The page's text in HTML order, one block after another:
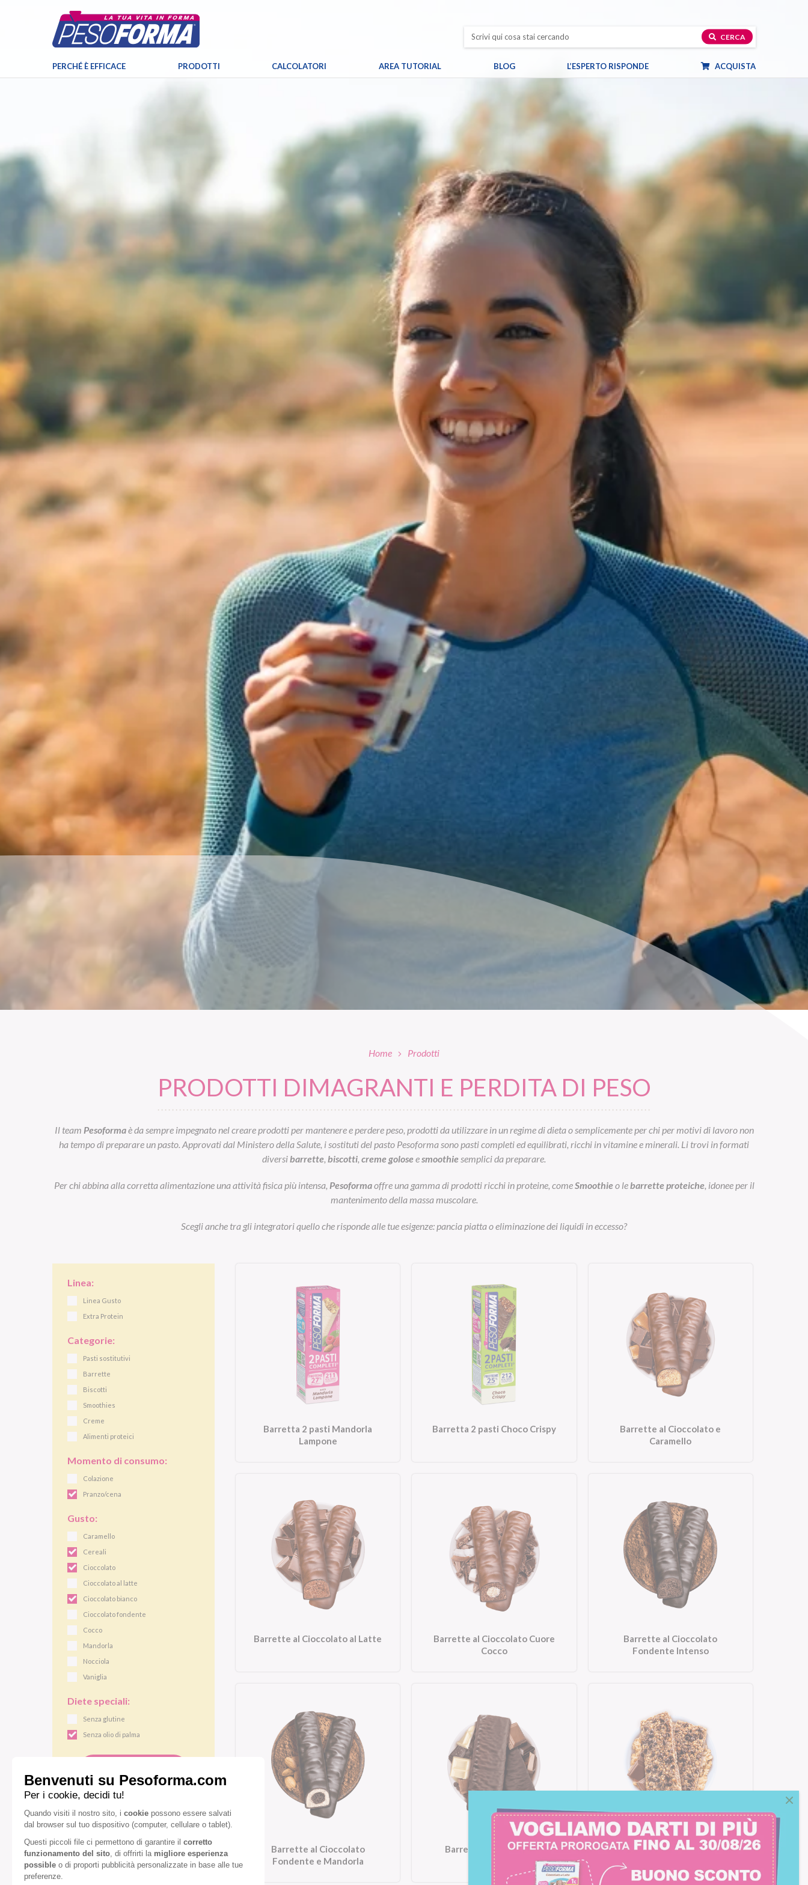
CERCA
PERCHÉ È EFFICACE PRODOTTI CALCOLATORI AREA TUTORIAL BLOG L’ESPERTO RISPONDE ACQUISTA
Home Prodotti
PRODOTTI DIMAGRANTI E PERDITA DI PESO
Il team Pesoformaè da sempre impegnato nel creare prodotti per mantenere e perdere peso, prodotti da utilizzare in un regime di dieta o semplicemente per chi per motivi di lavoro non
ha tempo di preparare un pasto. Approvati dal Ministero della Salute, i sostituti del pasto Pesoforma sono pasti completi ed equilibrati, ricchi in vitamine e minerali. Li trovi in formati
diversibarrette, biscotti, creme golose esmoothie semplici da preparare.
Per chi abbina alla corretta alimentazione una attività fisica più intensa, Pesoformaoffre una gamma di prodotti ricchi in proteine, comeSmoothie o lebarrette proteiche, idonee per il
mantenimento della massa muscolare.
Scegli anche tra gli integratori quello che risponde alle tue esigenze: pancia piatta o eliminazione dei liquidi in eccesso?
Linea:
Linea Gusto
Extra Protein
Categorie:
Pasti sostitutivi
Barrette
Biscotti
Smoothies
Creme
Alimenti proteici
Momento di consumo:
Colazione
Pranzo/cena
Gusto:
Caramello
Cereali
Cioccolato
Cioccolato al latte
Cioccolato bianco
Cioccolato fondente
Cocco
Mandorla
Nocciola
Vaniglia
Diete speciali:
Senza glutine
Senza olio di palma
Barretta 2 pasti Mandorla
Lampone
Barretta 2 pasti Choco Crispy
Barrette al Cioccolato e
Caramello
Barrette al Cioccolato al Latte
Barrette al Cioccolato Cuore
Cocco
Barrette al Cioccolato
Fondente Intenso
Barrette al Cioccolato
Fondente e Mandorla
Barrette Tre Cioccolati Barrette ai Cereali e Cioccolato